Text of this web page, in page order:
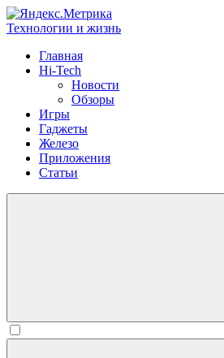
Технологии и жизнь
Главная
Hi-Tech
Новости
Обзоры
Игры
Гаджеты
Железо
Приложения
Статьи